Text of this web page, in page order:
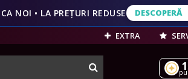
VEZI
NOI • LA PREȚURI REDUSE DESCOPERĂ
DESCOPERĂ
EXTRA